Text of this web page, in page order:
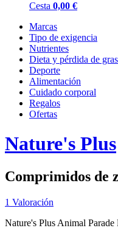
Cesta 0,00 €
Marcas
Tipo de exigencia
Nutrientes
Dieta y pérdida de
Deporte
Alimentación
Cuidado corporal
Regalos
Ofertas
Nature's Plus
Comprimidos de
1 Valoración
Nature's Plus Animal